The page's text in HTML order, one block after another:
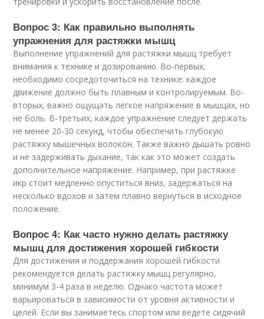
Вопрос 3: Как правильно выполнять
упражнения для растяжки мышц
Выполнение упражнений для растяжки мышц требует
внимания к технике и дозированию. Во-первых,
необходимо сосредоточиться на технике: каждое
движение должно быть плавным и контролируемым. Во-
вторых, важно ощущать легкое напряжение в мышцах, но
не боль. В-третьих, каждое упражнение следует держать
не менее 20-30 секунд, чтобы обеспечить глубокую
растяжку мышечных волокон. Также важно дышать ровно
и не задерживать дыхание, так как это может создать
дополнительное напряжение. Например, при растяжке
икр стоит медленно опуститься вниз, задержаться на
несколько вдохов и затем плавно вернуться в исходное
положение.
Вопрос 4: Как часто нужно делать растяжку
мышц для достижения хорошей гибкости
Для достижения и поддержания хорошей гибкости
рекомендуется делать растяжку мышц регулярно,
минимум 3-4 раза в неделю. Однако частота может
варьироваться в зависимости от уровня активности и
целей. Если вы занимаетесь спортом или ведете сидячий